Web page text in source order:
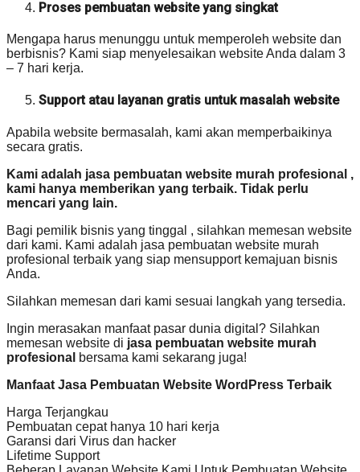
Proses pembuatan website yang singkat
Mengapa harus menunggu untuk memperoleh website dan
berbisnis? Kami siap menyelesaikan website Anda dalam 3
– 7 hari kerja.
Support atau layanan gratis untuk masalah website
Apabila website bermasalah, kami akan memperbaikinya
secara gratis.
Kami adalah jasa pembuatan website murah profesional ,
kami hanya memberikan yang terbaik. Tidak perlu
mencari yang lain.
Bagi pemilik bisnis yang tinggal , silahkan memesan website
dari kami. Kami adalah jasa pembuatan website murah
profesional terbaik yang siap mensupport kemajuan bisnis
Anda.
Silahkan memesan dari kami sesuai langkah yang tersedia.
Ingin merasakan manfaat pasar dunia digital? Silahkan
memesan website di jasa pembuatan website murah
profesional bersama kami sekarang juga!
Manfaat Jasa Pembuatan Website WordPress Terbaik
Harga Terjangkau
Pembuatan cepat hanya 10 hari kerja
Garansi dari Virus dan hacker
Lifetime Support